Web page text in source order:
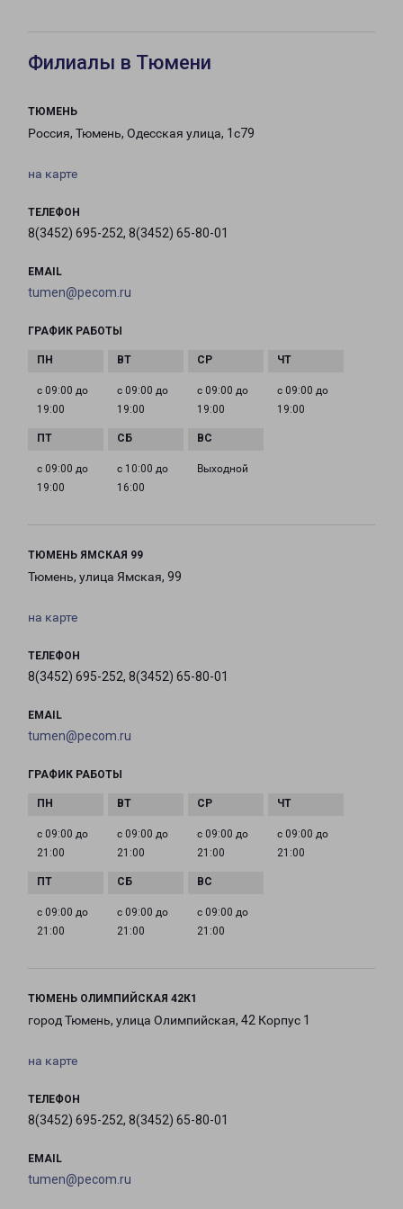
Филиалы в Тюмени
ТЮМЕНЬ
Россия, Тюмень, Одесская улица, 1с79
на карте
ТЕЛЕФОН
8(3452) 695-252, 8(3452) 65-80-01
EMAIL
tumen@pecom.ru
ГРАФИК РАБОТЫ
с 09:00 до
19:00
с 09:00 до
19:00
с 09:00 до
19:00
с 09:00 до
19:00
с 09:00 до
19:00
с 10:00 до
16:00
Выходной
ТЮМЕНЬ ЯМСКАЯ 99
Тюмень, улица Ямская, 99
на карте
ТЕЛЕФОН
8(3452) 695-252, 8(3452) 65-80-01
EMAIL
tumen@pecom.ru
ГРАФИК РАБОТЫ
с 09:00 до
21:00
с 09:00 до
21:00
с 09:00 до
21:00
с 09:00 до
21:00
с 09:00 до
21:00
с 09:00 до
21:00
с 09:00 до
21:00
ТЮМЕНЬ ОЛИМПИЙСКАЯ 42К1
город Тюмень, улица Олимпийская, 42 Корпус 1
на карте
ТЕЛЕФОН
8(3452) 695-252, 8(3452) 65-80-01
EMAIL
tumen@pecom.ru